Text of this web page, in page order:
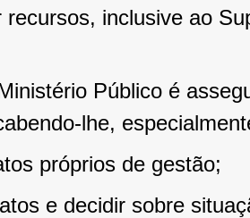
recursos, inclusive ao
Público é
lhe,
próprios de gestão;
e decidir sobre